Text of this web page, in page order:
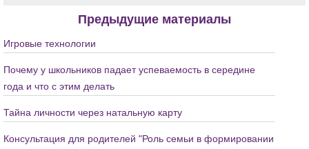
Предыдущие материалы
Игровые технологии
Почему у школьников падает успеваемость в середине
года и что с этим делать
Тайна личности через натальную карту
Консультация для родителей "Роль семьи в формировании